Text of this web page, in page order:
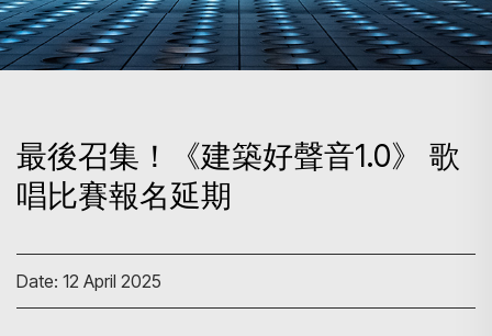
最後召集！《建築好聲音1.0》 歌
唱比賽報名延期
Date: 12 April 2025